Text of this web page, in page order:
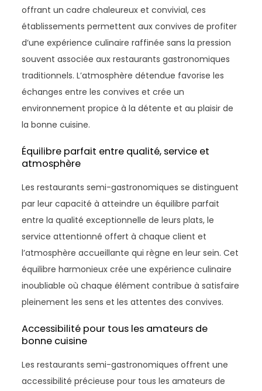
offrant un cadre chaleureux et convivial, ces
établissements permettent aux convives de profiter
d’une expérience culinaire raffinée sans la pression
souvent associée aux restaurants gastronomiques
traditionnels. L’atmosphère détendue favorise les
échanges entre les convives et crée un
environnement propice à la détente et au plaisir de
la bonne cuisine.
Équilibre parfait entre qualité, service et
atmosphère
Les restaurants semi-gastronomiques se distinguent
par leur capacité à atteindre un équilibre parfait
entre la qualité exceptionnelle de leurs plats, le
service attentionné offert à chaque client et
l’atmosphère accueillante qui règne en leur sein. Cet
équilibre harmonieux crée une expérience culinaire
inoubliable où chaque élément contribue à satisfaire
pleinement les sens et les attentes des convives.
Accessibilité pour tous les amateurs de
bonne cuisine
Les restaurants semi-gastronomiques offrent une
accessibilité précieuse pour tous les amateurs de